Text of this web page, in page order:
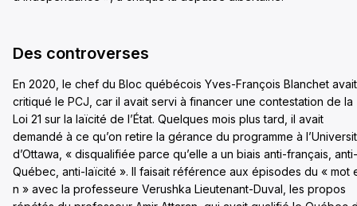
Des controverses
En 2020, le chef du Bloc québécois Yves-François Blanchet avait
critiqué le PCJ, car il avait servi à financer une contestation de la
Loi 21 sur la laïcité de l’État. Quelques mois plus tard, il avait
demandé à ce qu’on retire la gérance du programme à
d’Ottawa, « disqualifiée parce qu’elle a un biais anti-français, anti-
Québec, anti-laïcité ». Il faisait référence aux épisodes du « mot
n » avec la professeure Verushka Lieutenant-Duval, les propos